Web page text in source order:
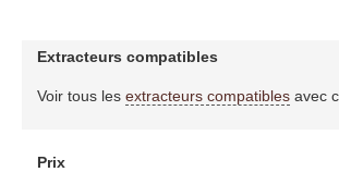
Extracteurs compatibles
Voir tous les extracteurs compatiblesavec
Prix